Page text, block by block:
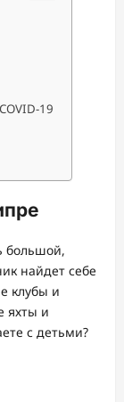
19
большой,
найдет себе
клубы и
яхты и
с детьми?